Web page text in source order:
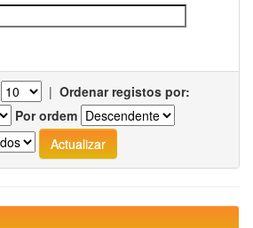
| Ordenar registos por:
Por ordem